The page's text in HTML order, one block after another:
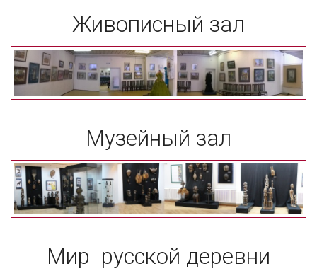
Живописный зал
Музейный зал
Мир русской деревни